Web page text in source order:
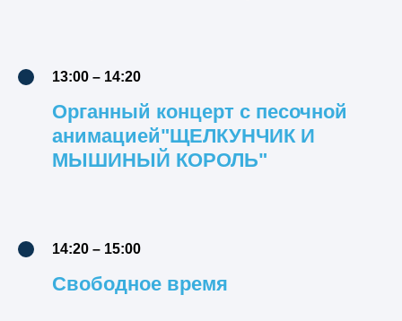
13:00 – 14:20
Органный концерт с песочной
анимацией"ЩЕЛКУНЧИК И
МЫШИНЫЙ КОРОЛЬ"
14:20 – 15:00
Свободное время